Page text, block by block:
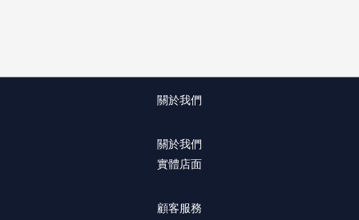
關於我們
關於我們
實體店面
顧客服務